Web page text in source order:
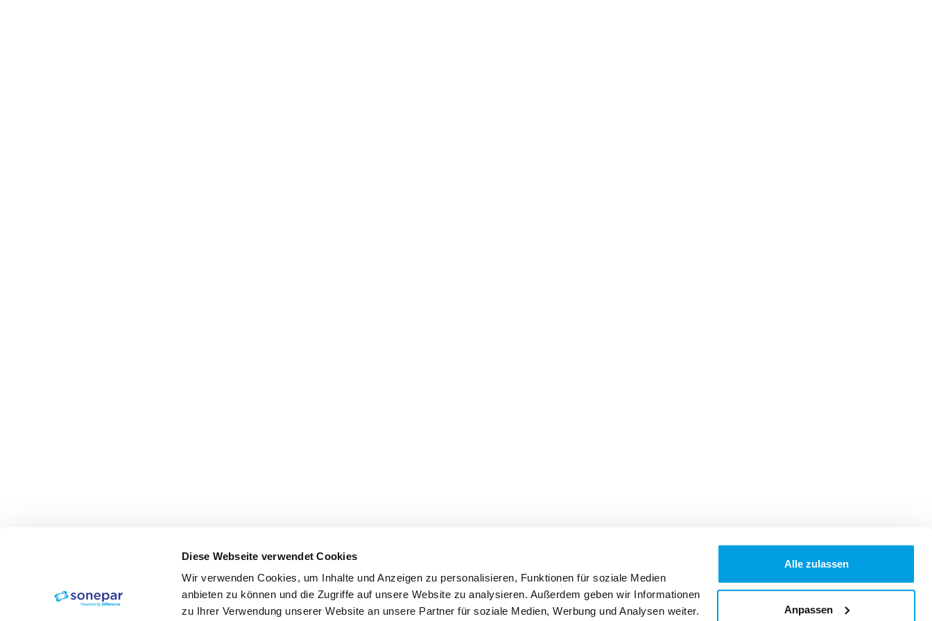
Diese Webseite verwendet Cookies
Wir verwenden Cookies, um Inhalte und Anzeigen zu personalisieren, Funktionen für soziale Medien
anbieten zu können und die Zugriffe auf unsere Website zu analysieren. Außerdem geben wir Informationen
zu Ihrer Verwendung unserer Website an unsere Partner für soziale Medien, Werbung und Analysen weiter.
Alle zulassen
Anpassen